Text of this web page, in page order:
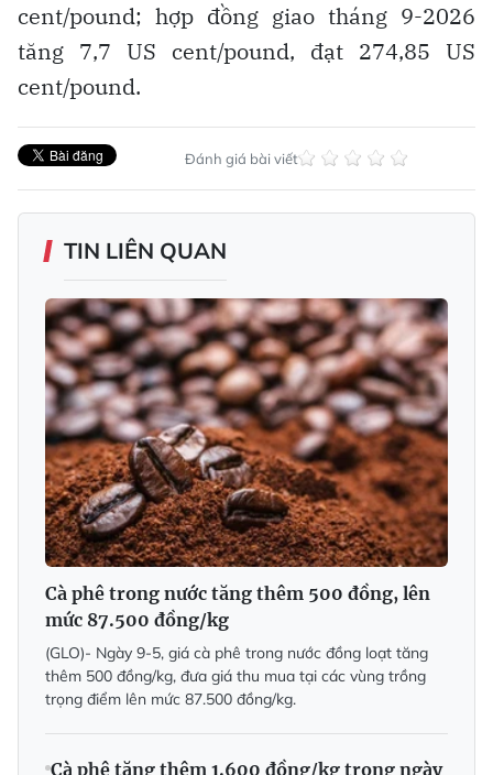
cent/pound; hợp đồng giao tháng 9-2026
tăng 7,7 US cent/pound, đạt 274,85 US
cent/pound.
Đánh giá bài viết
TIN LIÊN QUAN
Cà phê trong nước tăng thêm 500 đồng, lên
mức 87.500 đồng/kg
(GLO)- Ngày 9-5, giá cà phê trong nước đồng loạt tăng
thêm 500 đồng/kg, đưa giá thu mua tại các vùng trồng
trọng điểm lên mức 87.500 đồng/kg.
Cà phê tăng thêm 1.600 đồng/kg trong ngày